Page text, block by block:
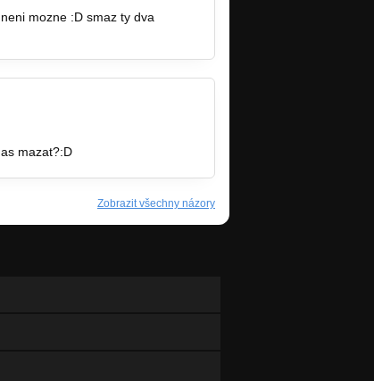
mozne :D smaz ty dva
mazat?:D
Zobrazit všechny názory